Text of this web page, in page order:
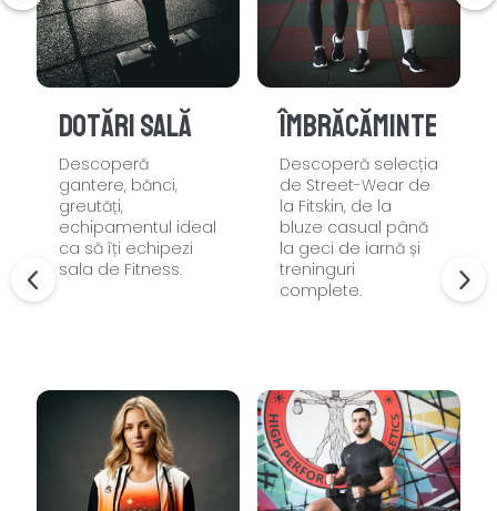
Dotări sală
Descoperă
gantere, bănci,
greutăți,
echipamentul ideal
ca să îți echipezi
sala de Fitness.
Îmbrăcăminte
Descoperă selecția
de Street-Wear de
la Fitskin, de la
bluze casual până
la geci de iarnă și
treninguri
complete.